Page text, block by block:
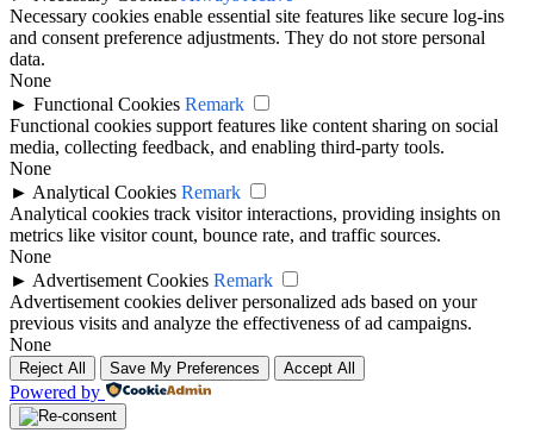
Necessary cookies enable essential site features like secure log-ins
and consent preference adjustments. They do not store personal
data.
None
► Functional Cookies Remark
Functional cookies support features like content sharing on social
media, collecting feedback, and enabling third-party tools.
None
► Analytical Cookies Remark
Analytical cookies track visitor interactions, providing insights on
metrics like visitor count, bounce rate, and traffic sources.
None
► Advertisement Cookies Remark
Advertisement cookies deliver personalized ads based on your
previous visits and analyze the effectiveness of ad campaigns.
None
Reject All Save My Preferences Accept All
Powered by